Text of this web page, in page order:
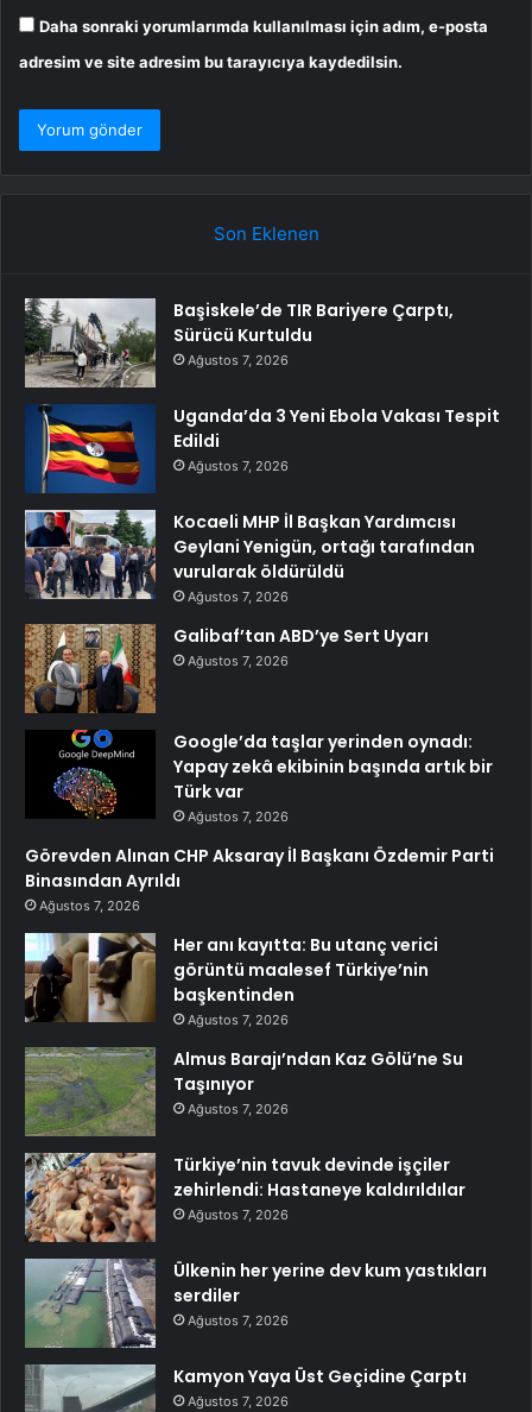
Daha sonraki yorumlarımda kullanılması için adım, e-posta
adresim ve site adresim bu tarayıcıya kaydedilsin.
Son Eklenen
Başiskele’de TIR Bariyere Çarptı,
Sürücü Kurtuldu
Ağustos 7, 2026
Uganda’da 3 Yeni Ebola Vakası Tespit
Edildi
Ağustos 7, 2026
Kocaeli MHP İl Başkan Yardımcısı
Geylani Yenigün, ortağı tarafından
vurularak öldürüldü
Ağustos 7, 2026
Galibaf’tan ABD’ye Sert Uyarı
Ağustos 7, 2026
Google’da taşlar yerinden oynadı:
Yapay zekâ ekibinin başında artık bir
Türk var
Ağustos 7, 2026
Görevden Alınan CHP Aksaray İl Başkanı Özdemir Parti
Binasından Ayrıldı
Ağustos 7, 2026
Her anı kayıtta: Bu utanç verici
görüntü maalesef Türkiye’nin
başkentinden
Ağustos 7, 2026
Almus Barajı’ndan Kaz Gölü’ne Su
Taşınıyor
Ağustos 7, 2026
Türkiye’nin tavuk devinde işçiler
zehirlendi: Hastaneye kaldırıldılar
Ağustos 7, 2026
Ülkenin her yerine dev kum yastıkları
serdiler
Ağustos 7, 2026
Kamyon Yaya Üst Geçidine Çarptı
Ağustos 7, 2026